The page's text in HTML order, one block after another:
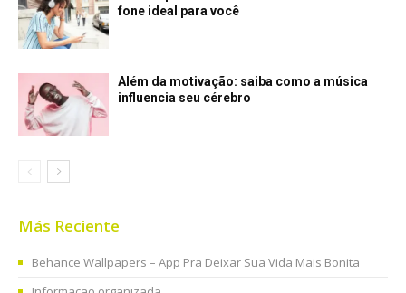
fone ideal para você
Além da motivação: saiba como a música
influencia seu cérebro
Más Reciente
Behance Wallpapers – App Pra Deixar Sua Vida Mais Bonita